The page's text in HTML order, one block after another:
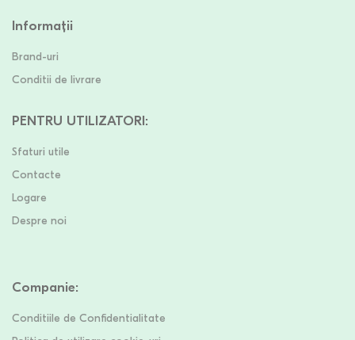
Informații
Brand-uri
Conditii de livrare
PENTRU UTILIZATORI:
Sfaturi utile
Contacte
Logare
Despre noi
Companie:
Conditiile de Confidentialitate